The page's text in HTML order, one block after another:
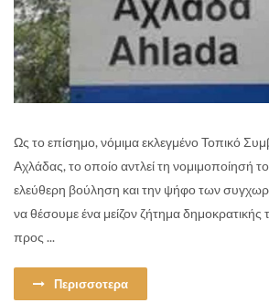
Ως το επίσημο, νόμιμα εκλεγμένο Τοπικό
Αχλάδας, το οποίο αντλεί τη νομιμοποίησή
ελεύθερη βούληση και την ψήφο των
να θέσουμε ένα μείζον ζήτημα δημοκρατικής
προς ...
Περισσοτερα